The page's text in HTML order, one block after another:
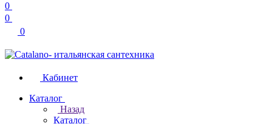
0
0
0
Кабинет
Каталог
Назад
Каталог